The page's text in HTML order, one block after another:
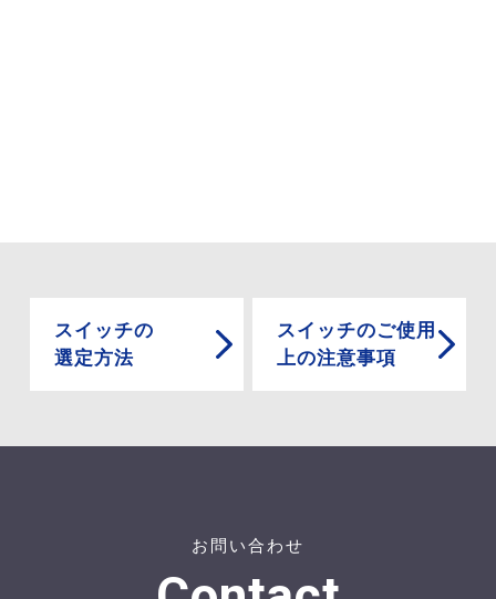
スイッチの
選定方法
スイッチのご使用
上の注意事項
お問い合わせ